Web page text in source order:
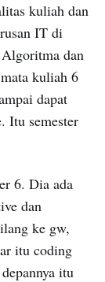
kuliah dan
IT di
dan
kuliah 6
dapat
Itu semester
6. Dia ada
dan
ke gw,
itu coding
itu